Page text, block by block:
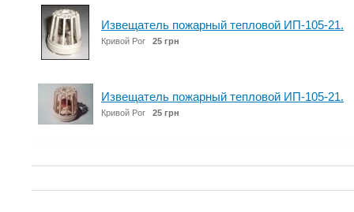
Извещатель пожарный тепловой ИП-105-21.
Кривой Рог 25 грн
Извещатель пожарный тепловой ИП-105-21.
Кривой Рог 25 грн